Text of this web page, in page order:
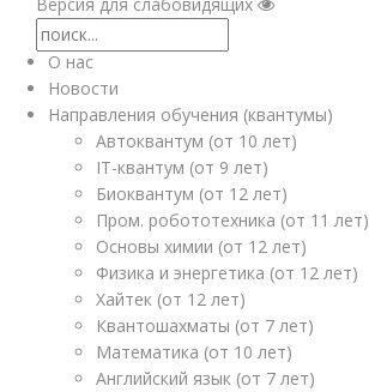
О нас
Новости
Направления обучения (квантумы)
Автоквантум (от 10 лет)
IT-квантум (от 9 лет)
Биоквантум (от 12 лет)
Пром. робототехника (от 11 лет)
Основы химии (от 12 лет)
Физика и энергетика (от 12 лет)
Хайтек (от 12 лет)
Квантошахматы (от 7 лет)
Математика (от 10 лет)
Английский язык (от 7 лет)